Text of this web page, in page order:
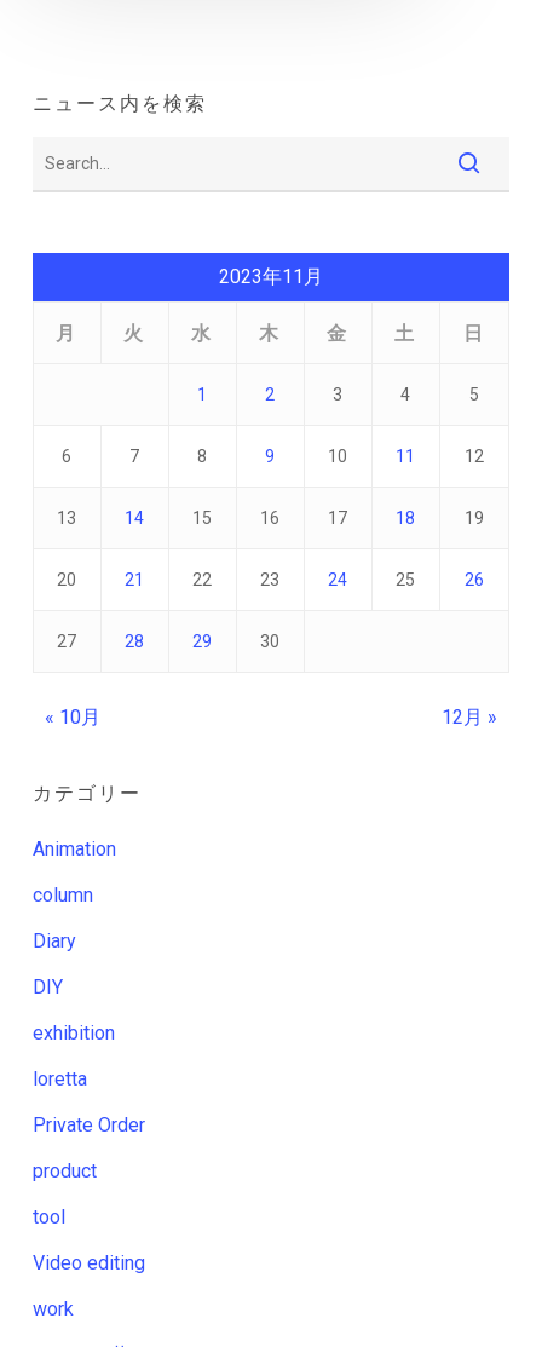
ニュース内を検索
2023年11月
月 火 水 木 金 土 日
1 2 3 4 5
6 7 8 9 10 11 12
13 14 15 16 17 18 19
20 21 22 23 24 25 26
27 28 29 30
« 10月 12月 »
カテゴリー
Animation
column
Diary
DIY
exhibition
loretta
Private Order
product
tool
Video editing
work